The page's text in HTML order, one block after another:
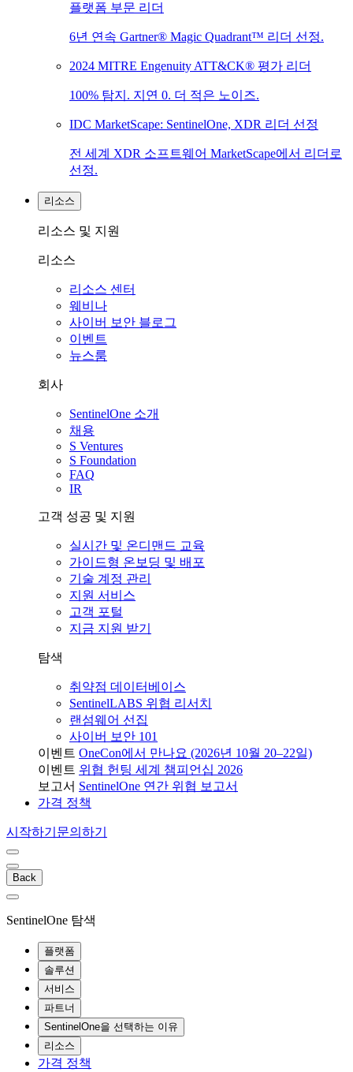
플랫폼 부문 리더
6년 연속 Gartner® Magic Quadrant™ 리더 선정.
2024 MITRE Engenuity ATT&CK® 평가 리더
100% 탐지. 지연 0. 더 적은 노이즈.
IDC MarketScape: SentinelOne, XDR 리더 선정
전 세계 XDR 소프트웨어 MarketScape에서 리더로
선정.
리소스
리소스 및 지원
리소스
리소스 센터
웨비나
사이버 보안 블로그
이벤트
뉴스룸
회사
SentinelOne 소개
채용
S Ventures
S Foundation
FAQ
IR
고객 성공 및 지원
실시간 및 온디맨드 교육
가이드형 온보딩 및 배포
기술 계정 관리
지원 서비스
고객 포털
지금 지원 받기
탐색
취약점 데이터베이스
SentinelLABS 위협 리서치
랜섬웨어 선집
사이버 보안 101
이벤트 OneCon에서 만나요 (2026년 10월 20–22일)
이벤트 위협 헌팅 세계 챔피언십 2026
보고서 SentinelOne 연간 위협 보고서
가격 정책
시작하기 문의하기
Back
SentinelOne 탐색
플랫폼
솔루션
서비스
파트너
SentinelOne을 선택하는 이유
리소스
가격 정책